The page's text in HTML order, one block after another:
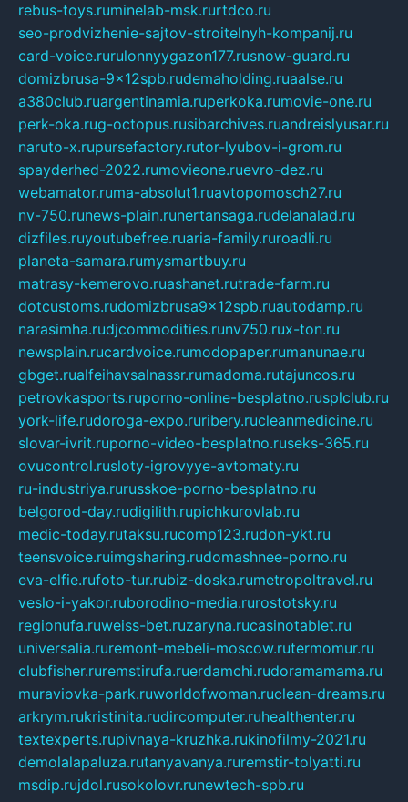
rebus-toys.ruminelab-msk.rurtdco.ru
seo-prodvizhenie-sajtov-stroitelnyh-kompanij.ru
card-voice.rurulonnyygazon177.rusnow-guard.ru
domizbrusa-9x12spb.rudemaholding.ruaalse.ru
a380club.ruargentinamia.ruperkoka.rumovie-one.ru
perk-oka.rug-octopus.rusibarchives.ruandreislyusar.ru
naruto-x.rupursefactory.rutor-lyubov-i-grom.ru
spayderhed-2022.rumovieone.ruevro-dez.ru
webamator.ruma-absolut1.ruavtopomosch27.ru
nv-750.runews-plain.runertansaga.rudelanalad.ru
dizfiles.ruyoutubefree.ruaria-family.ruroadli.ru
planeta-samara.rumysmartbuy.ru
matrasy-kemerovo.ruashanet.rutrade-farm.ru
dotcustoms.rudomizbrusa9x12spb.ruautodamp.ru
narasimha.rudjcommodities.runv750.rux-ton.ru
newsplain.rucardvoice.rumodopaper.rumanunae.ru
gbget.rualfeihavsalnassr.rumadoma.rutajuncos.ru
petrovkasports.ruporno-online-besplatno.rusplclub.ru
york-life.rudoroga-expo.ruribery.rucleanmedicine.ru
slovar-ivrit.ruporno-video-besplatno.ruseks-365.ru
ovucontrol.rusloty-igrovyye-avtomaty.ru
ru-industriya.rurusskoe-porno-besplatno.ru
belgorod-day.rudigilith.rupichkurovlab.ru
medic-today.rutaksu.rucomp123.rudon-ykt.ru
teensvoice.ruimgsharing.rudomashnee-porno.ru
eva-elfie.rufoto-tur.rubiz-doska.rumetropoltravel.ru
veslo-i-yakor.ruborodino-media.rurostotsky.ru
regionufa.ruweiss-bet.ruzaryna.rucasinotablet.ru
universalia.ruremont-mebeli-moscow.rutermomur.ru
clubfisher.ruremstirufa.ruerdamchi.rudoramamama.ru
muraviovka-park.ruworldofwoman.ruclean-dreams.ru
arkrym.rukristinita.rudircomputer.ruhealthenter.ru
textexperts.rupivnaya-kruzhka.rukinofilmy-2021.ru
demolalapaluza.rutanyavanya.ruremstir-tolyatti.ru
msdip.rujdol.rusokolovr.runewtech-spb.ru